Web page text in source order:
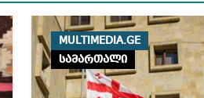
MULTIMEDIA.GE
სამართალი